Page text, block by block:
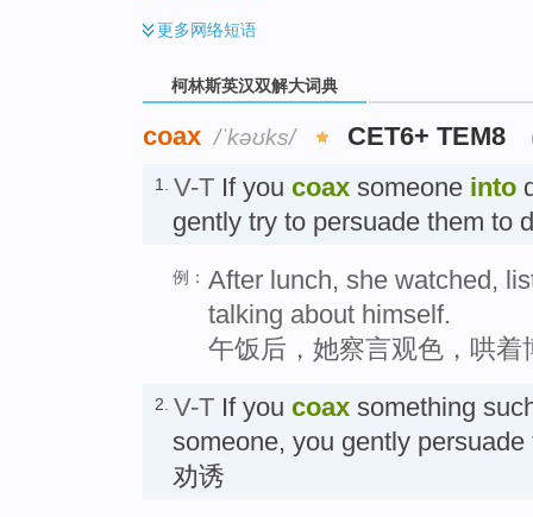
更多网络短语
柯林斯英汉双解大词典
coax /ˈkəʊks/ CET6+ TEM8
1. V-T If you coax someone into
gently try to persuade them to
例： After lunch, she watched,
talking about himself.
午饭后，她察言观色，哄着
2. V-T If you coax something
someone, you gently
劝诱